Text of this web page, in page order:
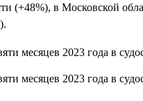
(+48%), в Московской